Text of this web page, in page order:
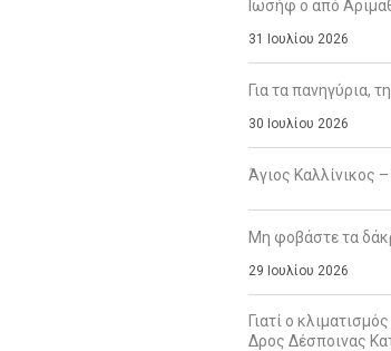
Ιωσήφ ο από
31 Ιουλίου 2026
Για τα πανηγύρια,
30 Ιουλίου 2026
Άγιος Καλλίνικος –
Μη φοβάστε τα
29 Ιουλίου 2026
Γιατί ο
Δρος Δέσποινας